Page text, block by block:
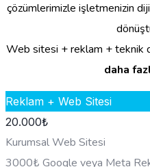
çözümlerimizle işletmenizin
Web sitesi + reklam +
daha
Reklam + Web Sitesi
20.000₺
Kurumsal Web Sitesi
3000₺ Google veya Meta